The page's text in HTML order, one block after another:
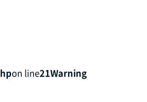
on line21Warning